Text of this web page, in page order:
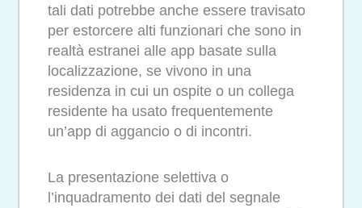
tali dati potrebbe anche essere travisato
per estorcere alti funzionari che sono in
realtà estranei alle app basate sulla
localizzazione, se vivono in una
residenza in cui un ospite o un collega
residente ha usato frequentemente
un’app di aggancio o di incontri.
La presentazione selettiva o
l’inquadramento dei dati del segnale